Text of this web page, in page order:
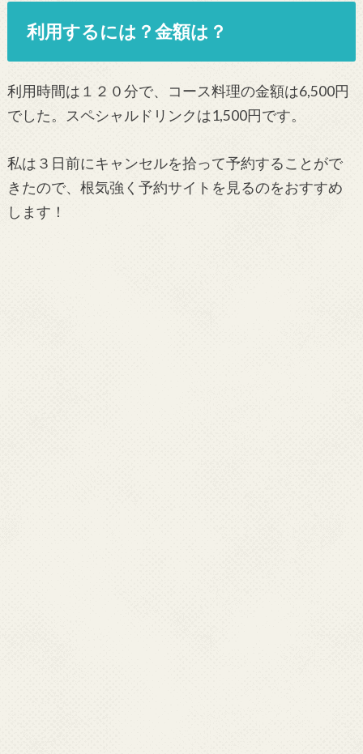
利用するには？金額は？
利用時間は１２０分で、コース料理の金額は6,500円
でした。スペシャルドリンクは1,500円です。
私は３日前にキャンセルを拾って予約することがで
きたので、根気強く予約サイトを見るのをおすすめ
します！